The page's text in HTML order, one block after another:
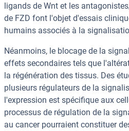
ligands de Wnt et les
de FZD font l'objet d'essais
humains associés à la
Néanmoins, le blocage de la
effets secondaires tels que
la régénération des tissus. Des
plusieurs régulateurs de la
l'expression est spécifique aux
processus de régulation de la
au cancer pourraient constituer